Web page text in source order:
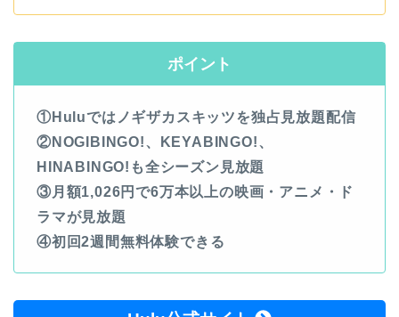
ポイント
①Huluではノギザカスキッツを独占見放題配信
②NOGIBINGO!、KEYABINGO!、
HINABINGO!も全シーズン見放題
③月額1,026円で6万本以上の映画・アニメ・ド
ラマが見放題
④初回2週間無料体験できる